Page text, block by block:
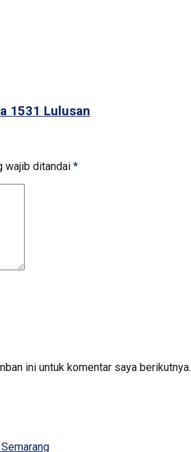
1531 Lulusan
wajib ditandai *
ini untuk komentar saya berikutnya.